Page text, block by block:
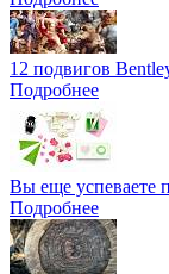
12 подвигов
Подробнее
Вы еще успеваете
Подробнее